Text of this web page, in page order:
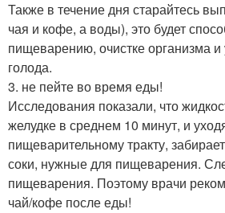
Также в течение дня старайтесь
чая и кофе, а воды), это будет
пищеварению, очистке организма
голода.
3. не пейте во время еды!
Исследования показали, что
желудке в среднем 10 минут, и
пищеварительному тракту,
соки, нужные для пищеварения.
пищеварения. Поэтому врачи
чай/кофе после еды!